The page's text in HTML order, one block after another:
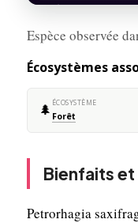
Espèce observée
Écosystèmes
🌲 ÉCOSYSTÈME
Forêt
Bienfaits et
Petrorhagia